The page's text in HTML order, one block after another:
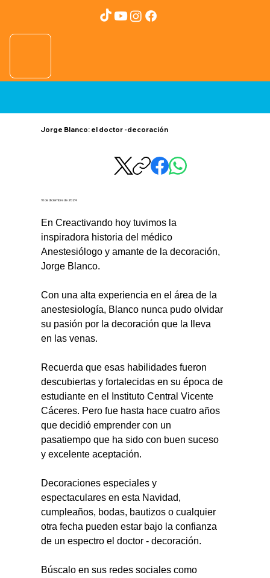
Jorge Blanco: el doctor -decoración
10 de diciembre de 2024
En Creactivando hoy tuvimos la
inspiradora historia del médico
Anestesiólogo y amante de la decoración,
Jorge Blanco.
Con una alta experiencia en el área de la
anestesiología, Blanco nunca pudo olvidar
su pasión por la decoración que la lleva
en las venas.
Recuerda que esas habilidades fueron
descubiertas y fortalecidas en su época de
estudiante en el Instituto Central Vicente
Cáceres. Pero fue hasta hace cuatro años
que decidió emprender con un
pasatiempo que ha sido con buen suceso
y excelente aceptación.
Decoraciones especiales y
espectaculares en esta Navidad,
cumpleaños, bodas, bautizos o cualquier
otra fecha pueden estar bajo la confianza
de un espectro el doctor - decoración.
Búscalo en sus redes sociales como